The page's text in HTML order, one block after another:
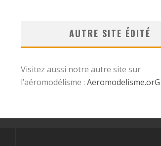
AUTRE SITE ÉDITÉ
Visitez aussi notre autre site sur
l’aéromodélisme : Aeromodelisme.orG